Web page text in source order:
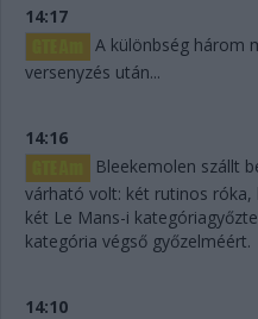
14:17
A különbség három
versenyzés után...
14:16
Bleekemolen szállt
várható volt: két rutinos róka,
két Le Mans-i
kategória végső győzelméért.
14:10